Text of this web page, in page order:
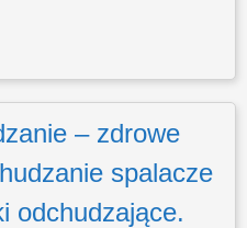
– zdrowe
spalacze
odchudzające.